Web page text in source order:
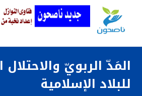
المَدّ الربويّ
للبلاد الإسلامية